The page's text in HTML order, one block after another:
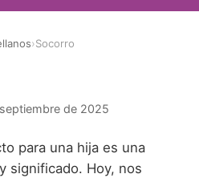
que empiezan por D
de Niña Egipcios
Niña Americanos
Niña Andaluces
Buscar
›Socorro
de 2025
para una hija es una
significado. Hoy, nos